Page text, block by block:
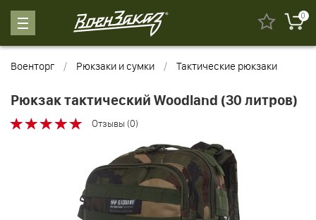
0
Военторг Рюкзаки и сумки Тактические рюкзаки
Рюкзак тактический Woodland (30 литров)
Отзывы (0)